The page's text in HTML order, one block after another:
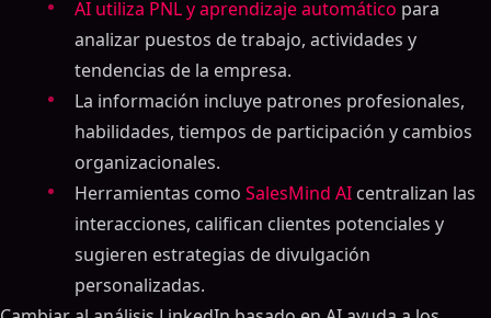
AI utiliza PNL y aprendizaje automático para
analizar puestos de trabajo, actividades y
tendencias de la empresa.
La información incluye patrones profesionales,
habilidades, tiempos de participación y cambios
organizacionales.
Herramientas como SalesMind AI centralizan las
interacciones, califican clientes potenciales y
sugieren estrategias de divulgación
personalizadas.